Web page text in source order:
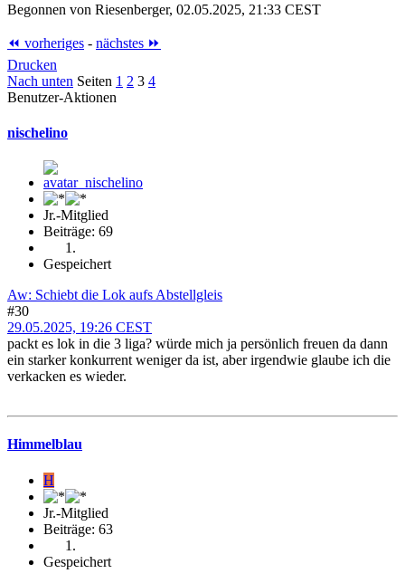
Begonnen von Riesenberger, 02.05.2025, 21:33 CEST
⏪ vorheriges - nächstes ⏩
Drucken
Nach unten Seiten 1 2 3 4
Benutzer-Aktionen
nischelino
Jr.-Mitglied
Beiträge: 69
Gespeichert
Aw: Schiebt die Lok aufs Abstellgleis
#30
29.05.2025, 19:26 CEST
packt es lok in die 3 liga? würde mich ja persönlich freuen da dann
ein starker konkurrent weniger da ist, aber irgendwie glaube ich die
verkacken es wieder.
Himmelblau
H
Jr.-Mitglied
Beiträge: 63
Gespeichert